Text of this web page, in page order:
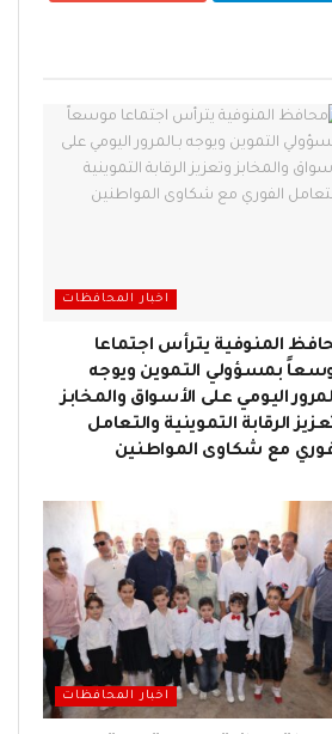
اخبار المحافظات
المنوفية يترأس اجتماعا
بمسؤولي التموين ويوجه
اليومي على الأسواق والمخابز
الرقابة التموينية والتعامل
مع شكاوى المواطنين
اخبار المحافظات